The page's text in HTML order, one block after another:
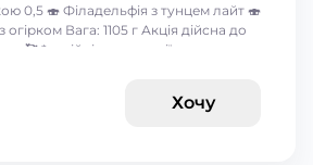
0,5 🍣 Філадельфія з тунцем лайт 🍣
огірком Вага: 1105 г Акція дійсна до
🥰 *акційні пропозиції та знижки
Хочу